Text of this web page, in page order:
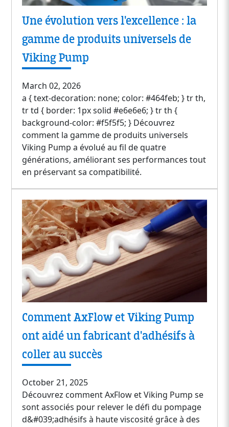
Une évolution vers l'excellence : la
gamme de produits universels de
Viking Pump
March 02, 2026
a { text-decoration: none; color: #464feb; } tr th,
tr td { border: 1px solid #e6e6e6; } tr th {
background-color: #f5f5f5; } Découvrez
comment la gamme de produits universels
Viking Pump a évolué au fil de quatre
générations, améliorant ses performances tout
en préservant sa compatibilité.
Comment AxFlow et Viking Pump
ont aidé un fabricant d'adhésifs à
coller au succès
October 21, 2025
Découvrez comment AxFlow et Viking Pump se
sont associés pour relever le défi du pompage
d&#039;adhésifs à haute viscosité grâce à des